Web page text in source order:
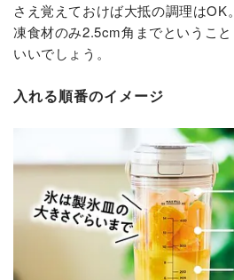
さえ覚えておけば大抵の調理は
凍食材のみ2.5cm角までというこ
いいでしょう。
入れる順番のイメージ